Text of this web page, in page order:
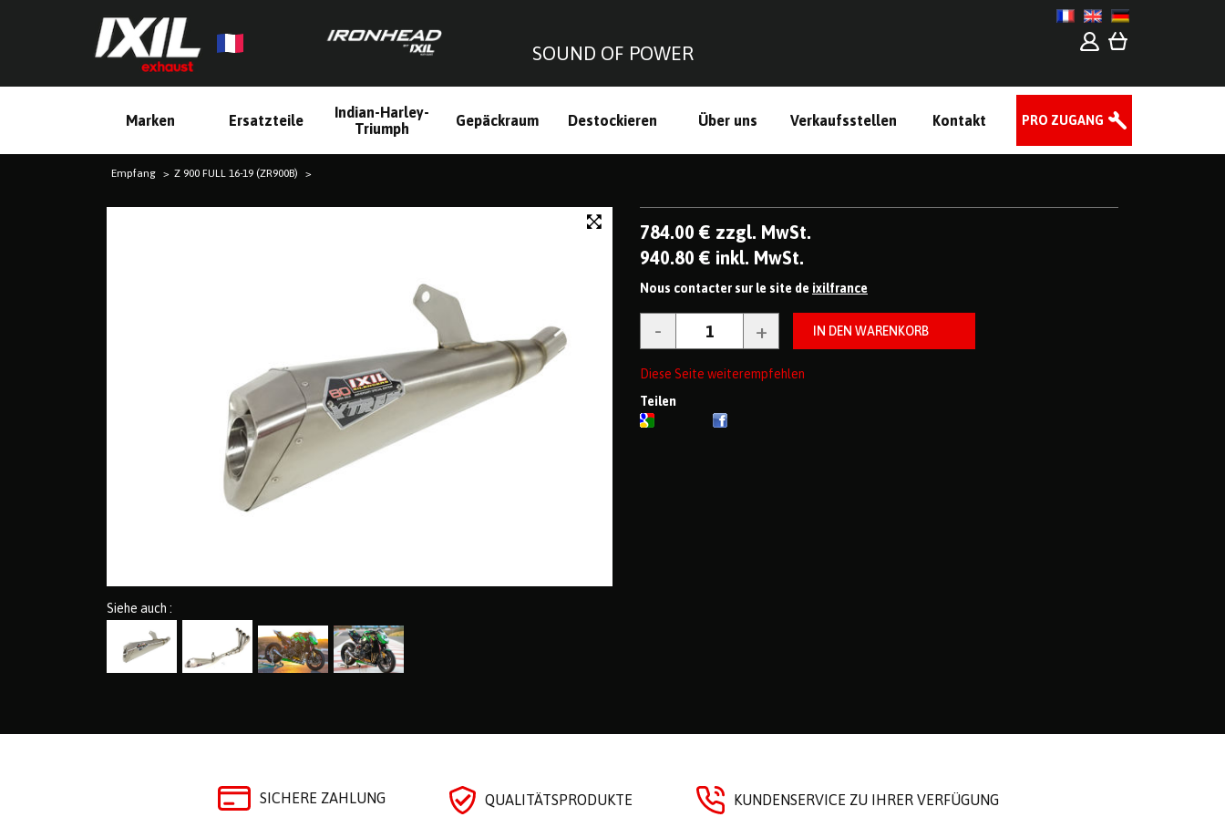
SOUND OF POWER
Marken Ersatzteile
Indian-Harley-
Triumph
Gepäckraum Destockieren Über uns Verkaufsstellen Kontakt PRO ZUGANG
Empfang Z 900 FULL 16-19 (ZR900B)
Siehe auch :
784.00 € zzgl. MwSt.
940.80 € inkl. MwSt.
Nous contacter sur le site de ixilfrance
Diese Seite weiterempfehlen
Teilen
SICHERE ZAHLUNG QUALITÄTSPRODUKTE KUNDENSERVICE ZU IHRER VERFÜGUNG